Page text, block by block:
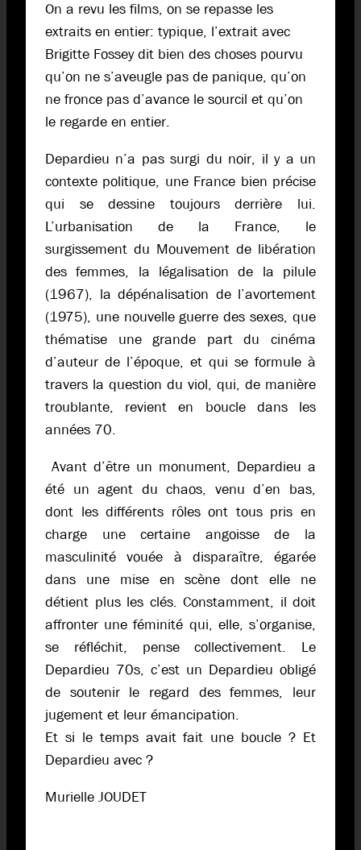
On a revu les films, on se repasse les
extraits en entier: typique, l’extrait avec
Brigitte Fossey dit bien des choses pourvu
qu’on ne s’aveugle pas de panique, qu’on
ne fronce pas d’avance le sourcil et qu’on
le regarde en entier.
Depardieu n’a pas surgi du noir, il y a un
contexte politique, une France bien précise
qui se dessine toujours derrière lui.
L’urbanisation de la France, le
surgissement du Mouvement de libération
des femmes, la légalisation de la pilule
(1967), la dépénalisation de l’avortement
(1975), une nouvelle guerre des sexes, que
thématise une grande part du cinéma
d’auteur de l’époque, et qui se formule à
travers la question du viol, qui, de manière
troublante, revient en boucle dans les
années 70.
Avant d’être un monument, Depardieu a
été un agent du chaos, venu d’en bas,
dont les différents rôles ont tous pris en
charge une certaine angoisse de la
masculinité vouée à disparaître, égarée
dans une mise en scène dont elle ne
détient plus les clés. Constamment, il doit
affronter une féminité qui, elle, s’organise,
se réfléchit, pense collectivement. Le
Depardieu 70s, c’est un Depardieu obligé
de soutenir le regard des femmes, leur
jugement et leur émancipation.
Et si le temps avait fait une boucle ? Et
Depardieu avec ?
Murielle JOUDET